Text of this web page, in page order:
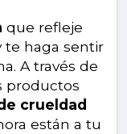
que refleje
te haga sentir
A través de
productos
crueldad
están a tu